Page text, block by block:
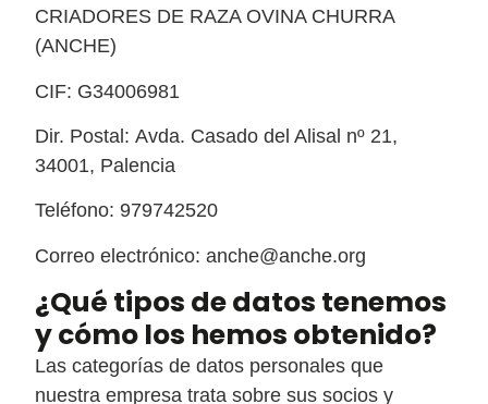
CRIADORES DE RAZA OVINA CHURRA
(ANCHE)
CIF: G34006981
Dir. Postal: Avda. Casado del Alisal nº 21,
34001, Palencia
Teléfono: 979742520
Correo electrónico: anche@anche.org
¿Qué tipos de datos tenemos
y cómo los hemos obtenido?
Las categorías de datos personales que
nuestra empresa trata sobre sus socios y